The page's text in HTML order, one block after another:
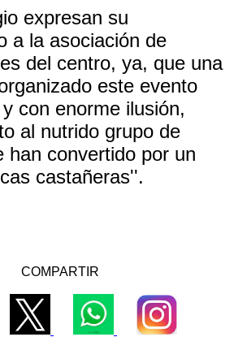
expresan su
a la asociación de
del centro, ya, que una
este evento
con enorme ilusión,
al nutrido grupo de
han convertido por un
castañeras''.
COMPARTIR